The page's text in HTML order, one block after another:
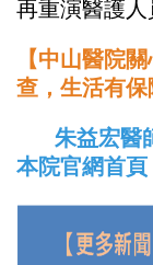
再重演醫護人
【中山醫院
查，生活有保
朱益宏
本院官網首頁